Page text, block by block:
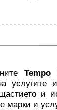
Tempo
и
марки и